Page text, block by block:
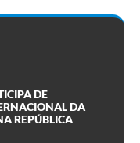
DE
DA
REPÚBLICA